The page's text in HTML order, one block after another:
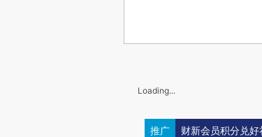
Loading...
推广 财新会员积分兑好